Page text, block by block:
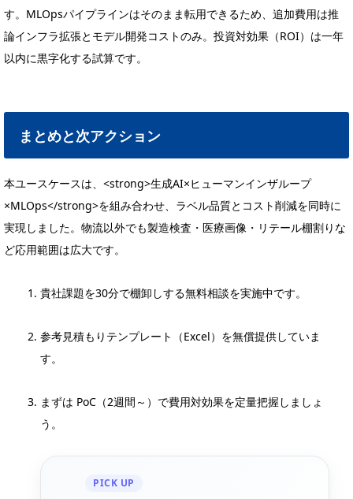
す。MLOpsパイプラインはそのまま転用できるため、追加費用は推
論インフラ拡張とモデル開発コストのみ。投資対効果（ROI）は一年
以内に黒字化する試算です。
まとめと次アクション
本ユースケースは、<strong>生成AI×ヒューマンインザループ
×MLOps</strong>を組み合わせ、ラベル品質とコスト削減を同時に
実現しました。物流以外でも製造検査・医療画像・リテール棚割りな
ど応用範囲は広大です。
貴社課題を30分で棚卸しする無料相談を実施中です。
参考見積もりテンプレート（Excel）を無償提供していま
す。
まずは PoC（2週間～）で費用対効果を定量把握しましょ
う。
PICK UP